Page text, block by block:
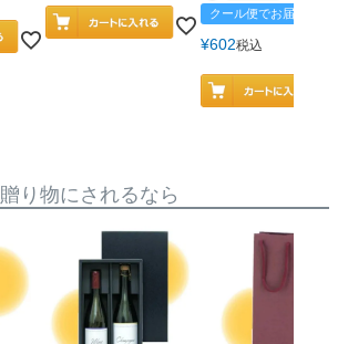
クール便でお届け
¥602税込
贈り物にされるなら